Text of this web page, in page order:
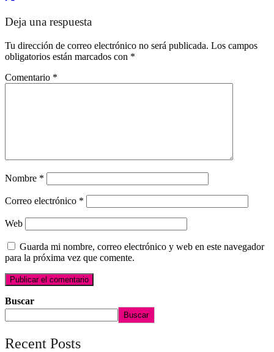
Deja una respuesta
Tu dirección de correo electrónico no será publicada. Los campos
obligatorios están marcados con *
Comentario *
Nombre *
Correo electrónico *
Web
Guarda mi nombre, correo electrónico y web en este navegador
para la próxima vez que comente.
Buscar
Buscar
Recent Posts